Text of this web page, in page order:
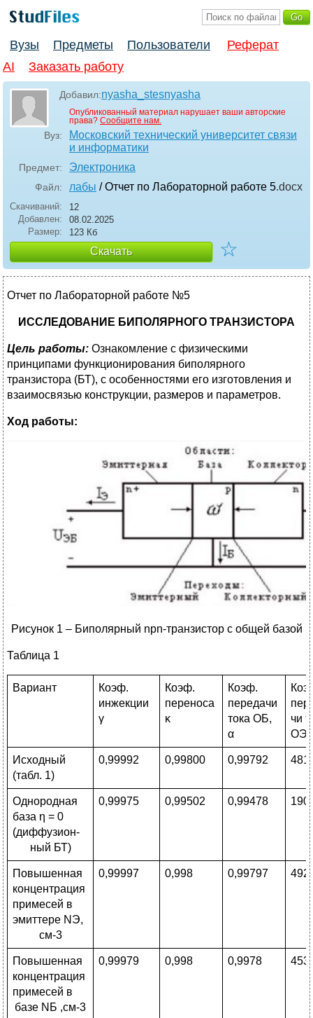
Вузы Предметы Пользователи
Реферат
AI
Заказать работу
Добавил:nyasha_stesnyasha
Опубликованный материал нарушает ваши авторские
права? Сообщите нам.
Вуз:
Московский технический университет связи
и информатики
Предмет: Электроника
Файл: лабы / Отчет по Лабораторной работе 5.docx
Скачиваний:
12
Добавлен:
08.02.2025
Размер:
123 Кб
Скачать ☆
Отчет по Лабораторной работе №5
ИССЛЕДОВАНИЕ БИПОЛЯРНОГО ТРАНЗИСТОРА
Цель работы: Ознакомление с физическими
принципами функционирования биполярного
транзистора (БТ), с особенностями его изготовления и
взаимосвязью конструкции, размеров и параметров.
Ход работы:
Рисунок 1 – Биполярный npn-транзистор с общей базой
Таблица 1
Вариант
Коэф.
инжекции
γ
Коэф.
переноса
κ
Коэф.
передачи
тока ОБ,
α
чи
ОЭ,
Исходный
(табл. 1)
0,99992 0,99800 0,99792
Однородная
база η = 0
(диффузион-
ный БТ)
0,99975 0,99502 0,99478
Повышенная
концентрация
примесей в
эмиттере NЭ,
см-3
0,99997 0,998 0,99797
Повышенная
концентрация
примесей в
базе NБ ,см-3
0,99979 0,998 0,9978